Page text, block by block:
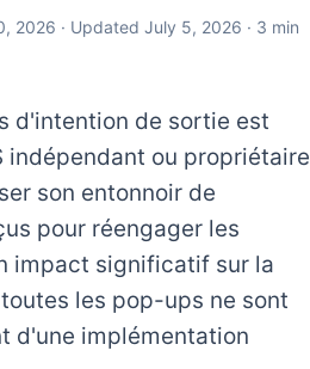
2026 · Updated July 5, 2026 · 3 min
d'intention de sortie est
indépendant ou propriétaire
son entonnoir de
pour réengager les
impact significatif sur la
les pop-ups ne sont
d'une implémentation